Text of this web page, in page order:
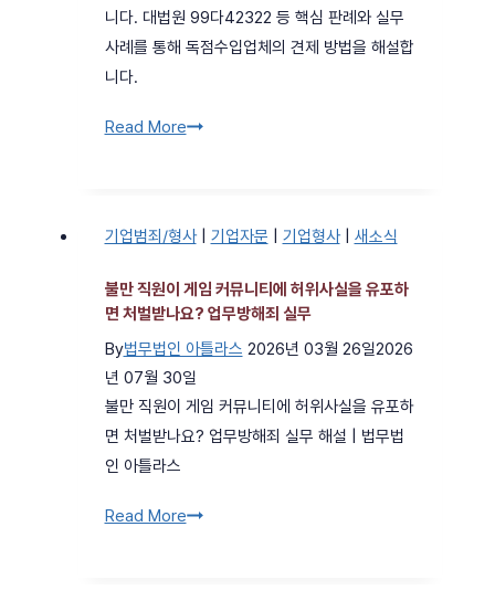
니다. 대법원 99다42322 등 핵심 판례와 실무
사례를 통해 독점수입업체의 견제 방법을 해설합
니다.
Read More독
업
가
수
를
기업범죄/형사| 기업자문 기업형사| 새소식
불만 직원이 게임 커뮤니티에 허위사실을 유포하
면 처벌받나요? 업무방해죄 실무
By법무법인 아틀라스 2026년 03월 26일2026
년 07월 30일
불만 직원이 게임 커뮤니티에 허위사실을 유포하
면 처벌받나요? 업무방해죄 실무 해설 | 법무법
인 아틀라스
Read More불